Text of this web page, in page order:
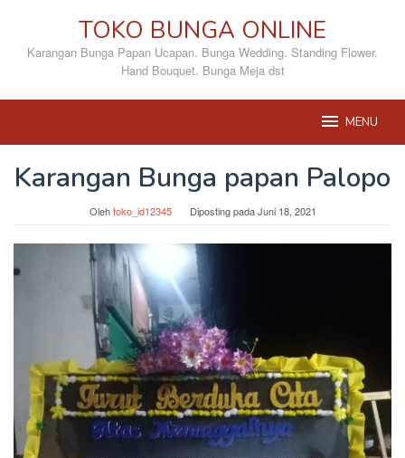
konten
TOKO BUNGA ONLINE
Karangan Bunga Papan Ucapan. Bunga Wedding. Standing Flower.
Hand Bouquet. Bunga Meja dst
MENU
Karangan Bunga papan Palopo
Olehtoko_id12345 Diposting padaJuni 18, 2021